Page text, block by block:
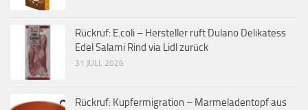
Rückruf: E.coli – Hersteller ruft Dulano Delikatess
Edel Salami Rind via Lidl zurück
31 JULI, 2026
Rückruf: Kupfermigration – Marmeladentopf aus